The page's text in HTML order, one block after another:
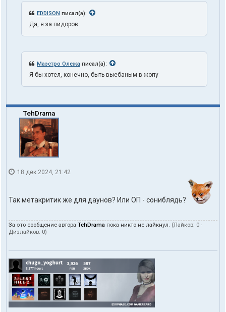
EDDISON писал(а):
Да, я за пидоров
Маэстро Олежа писал(а):
Я бы хотел, конечно, быть выебаным в жопу
TehDrama
18 дек 2024, 21:42
Так метакритик же для даунов? Или ОП - сониблядь?
За это сообщение автора TehDrama пока никто не лайкнул. (Лайков: 0 ·
Дизлайков: 0)